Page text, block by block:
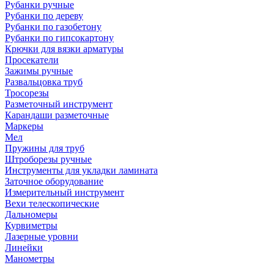
Рубанки ручные
Рубанки по дереву
Рубанки по газобетону
Рубанки по гипсокартону
Крючки для вязки арматуры
Просекатели
Зажимы ручные
Развальцовка труб
Тросорезы
Разметочный инструмент
Карандаши разметочные
Маркеры
Мел
Пружины для труб
Штроборезы ручные
Инструменты для укладки ламината
Заточное оборудование
Измерительный инструмент
Вехи телескопические
Дальномеры
Курвиметры
Лазерные уровни
Линейки
Манометры